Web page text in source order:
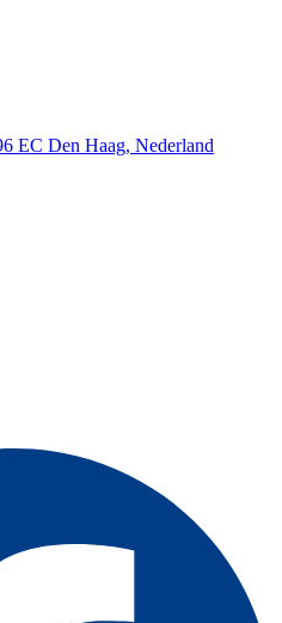
EC Den Haag, Nederland